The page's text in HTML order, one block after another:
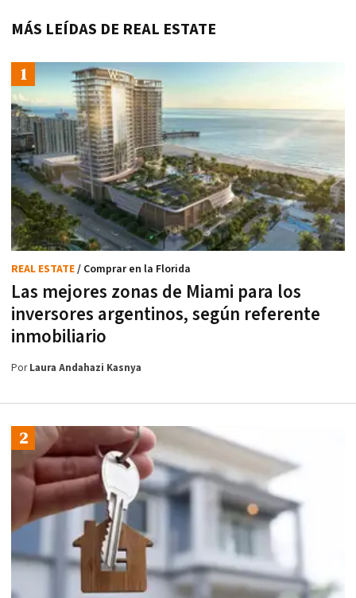
MÁS LEÍDAS DE REAL ESTATE
Las mejores zonas de Miami para los
inversores argentinos, según referente
inmobiliario
REAL ESTATE/ Comprar en la Florida
PorLaura Andahazi Kasnya